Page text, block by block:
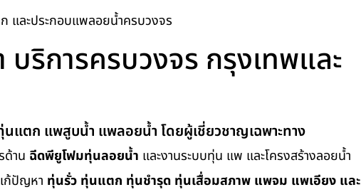
และประกอบแพลอยน้ำครบวงจร
ริการครบวงจร กรุงเทพและ
ตก แพสูบน้ำ แพลอยน้ำ โดยผู้เชี่ยวชาญเฉพาะทาง
ด้าน ฉีดพียูโฟมทุ่นลอยน้ำ และงานระบบทุ่น แพ และโครงสร้างลอยน้ำ
ก้ปัญหา ทุ่นรั่ว ทุ่นแตก ทุ่นชำรุด ทุ่นเสื่อมสภาพ แพจม แพเอียง และ